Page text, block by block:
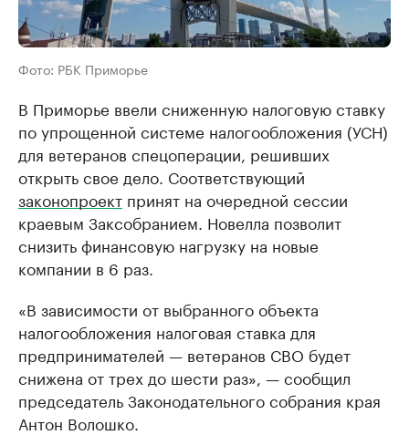
Фото: РБК Приморье
В Приморье ввели сниженную налоговую ставку
по упрощенной системе налогообложения (УСН)
для ветеранов спецоперации, решивших
открыть свое дело. Соответствующий
законопроект принят на очередной сессии
краевым Заксобранием. Новелла позволит
снизить финансовую нагрузку на новые
компании в 6 раз.
«В зависимости от выбранного объекта
налогообложения налоговая ставка для
предпринимателей — ветеранов СВО будет
снижена от трех до шести раз», — сообщил
председатель Законодательного собрания края
Антон Волошко.